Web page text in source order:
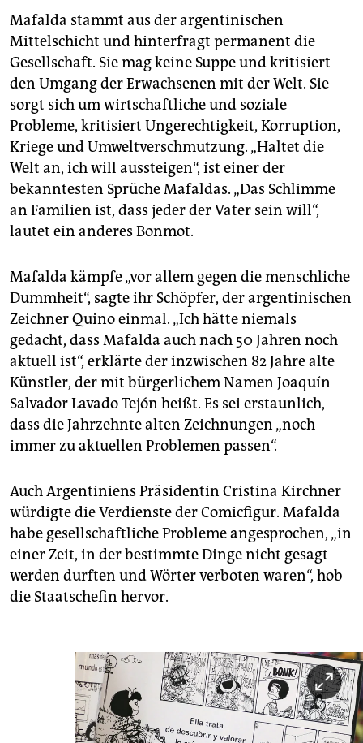
Mafalda stammt aus der argentinischen
Mittelschicht und hinterfragt permanent die
Gesellschaft. Sie mag keine Suppe und kritisiert
den Umgang der Erwachsenen mit der Welt. Sie
sorgt sich um wirtschaftliche und soziale
Probleme, kritisiert Ungerechtigkeit, Korruption,
Kriege und Umweltverschmutzung. „Haltet die
Welt an, ich will aussteigen“, ist einer der
bekanntesten Sprüche Mafaldas. „Das Schlimme
an Familien ist, dass jeder der Vater sein will“,
lautet ein anderes Bonmot.
Mafalda kämpfe „vor allem gegen die menschliche
Dummheit“, sagte ihr Schöpfer, der argentinischen
Zeichner Quino einmal. „Ich hätte niemals
gedacht, dass Mafalda auch nach 50 Jahren noch
aktuell ist“, erklärte der inzwischen 82 Jahre alte
Künstler, der mit bürgerlichem Namen Joaquín
Salvador Lavado Tejón heißt. Es sei erstaunlich,
dass die Jahrzehnte alten Zeichnungen „noch
immer zu aktuellen Problemen passen“.
Auch Argentiniens Präsidentin Cristina Kirchner
würdigte die Verdienste der Comicfigur. Mafalda
habe gesellschaftliche Probleme angesprochen, „in
einer Zeit, in der bestimmte Dinge nicht gesagt
werden durften und Wörter verboten waren“, hob
die Staatschefin hervor.